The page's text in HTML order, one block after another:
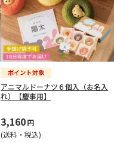
アニマルドーナツ６個入（お名入
れ）【慶事用】
3,160円
(送料・税込)